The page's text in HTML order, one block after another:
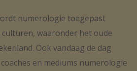
numerologie toegepast
waaronder het oude
Ook vandaag de dag
en mediums numerologie